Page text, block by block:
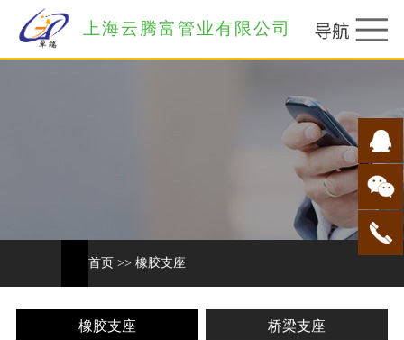
上海云腾富管业有限公司
首页 >> 橡胶支座
橡胶支座 桥梁支座